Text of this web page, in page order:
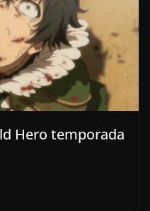
Hero temporada